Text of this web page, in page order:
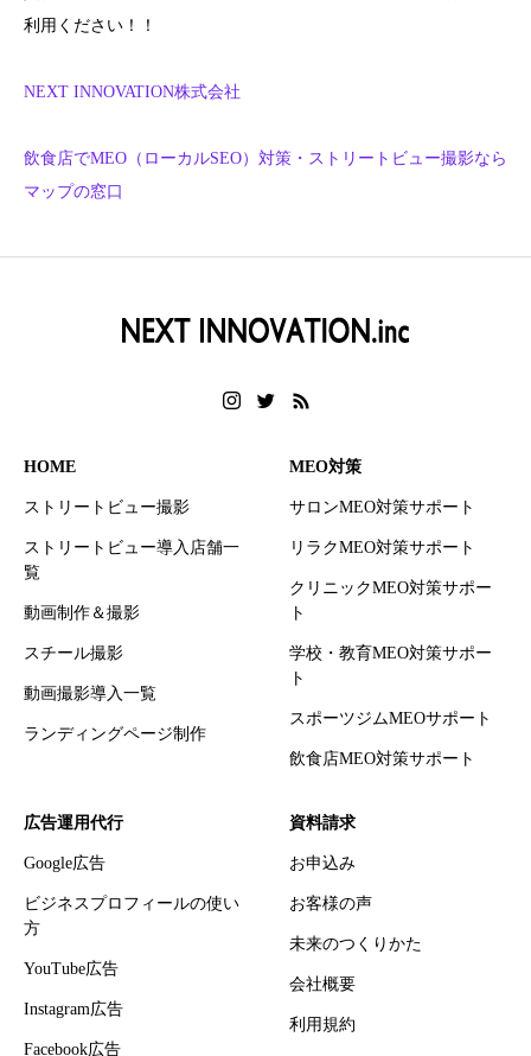
利用ください！！
NEXT INNOVATION株式会社
飲食店でMEO（ローカルSEO）対策・ストリートビュー撮影なら
マップの窓口
HOME
ストリートビュー撮影
ストリートビュー導入店舗一
覧
動画制作＆撮影
スチール撮影
動画撮影導入一覧
ランディングページ制作
MEO対策
サロンMEO対策サポート
リラクMEO対策サポート
クリニックMEO対策サポー
ト
学校・教育MEO対策サポー
ト
スポーツジムMEOサポート
飲食店MEO対策サポート
広告運用代行
Google広告
ビジネスプロフィールの使い
方
YouTube広告
Instagram広告
Facebook広告
資料請求
お申込み
お客様の声
未来のつくりかた
会社概要
利用規約